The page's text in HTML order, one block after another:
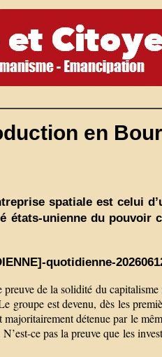
en
spatiale est celui
unienne du pouvoir
quotidienne-
de la solidité du
est devenu, dès les
détenue par le
ce pas la preuve que les